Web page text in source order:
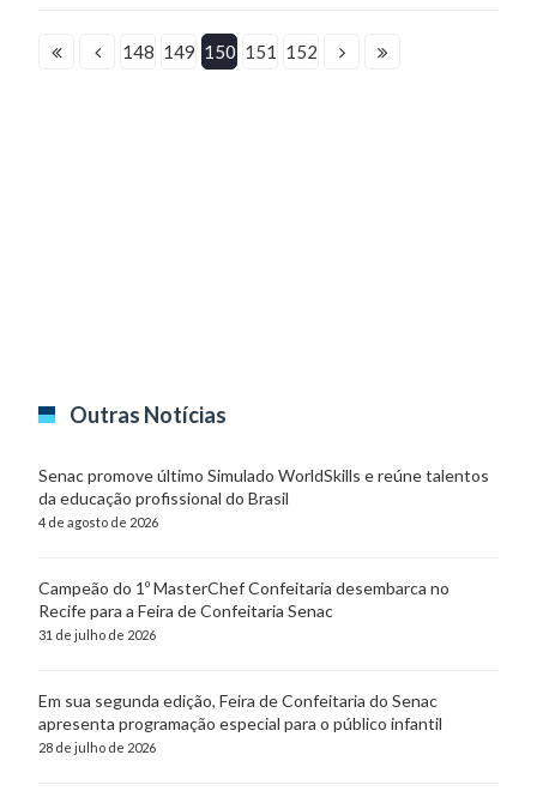
148 149 150 151 152
Outras Notícias
Senac promove último Simulado WorldSkills e reúne talentos
da educação profissional do Brasil
4 de agosto de 2026
Campeão do 1º MasterChef Confeitaria desembarca no
Recife para a Feira de Confeitaria Senac
31 de julho de 2026
Em sua segunda edição, Feira de Confeitaria do Senac
apresenta programação especial para o público infantil
28 de julho de 2026